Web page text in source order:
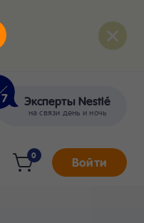
Эксперты Nestlé
на связи день и ночь
0 Войти